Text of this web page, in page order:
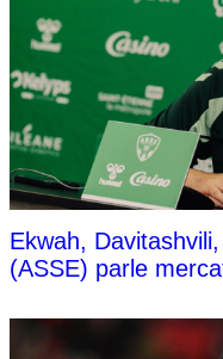
Ekwah,
(ASSE) parle